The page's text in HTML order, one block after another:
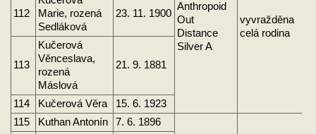
Anthropoid
Out
Distance
Silver A
vyvražděna
celá rodina
112
Marie, rozená
Sedláková
23. 11. 1900
113
Kučerová
Věnceslava,
rozená
Máslová
21. 9. 1881
114 Kučerová Věra
15. 6. 1923
115
Kuthan Antonín 7. 6. 1896